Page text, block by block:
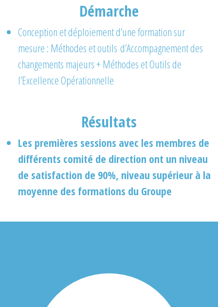
Démarche
Conception et déploiement d’une formation sur
mesure : Méthodes et outils d’Accompagnement des
changements majeurs + Méthodes et Outils de
l’Excellence Opérationnelle
Résultats
Les premières sessions avec les membres de
différents comité de direction ont un niveau
de satisfaction de 90%, niveau supérieur à la
moyenne des formations du Groupe